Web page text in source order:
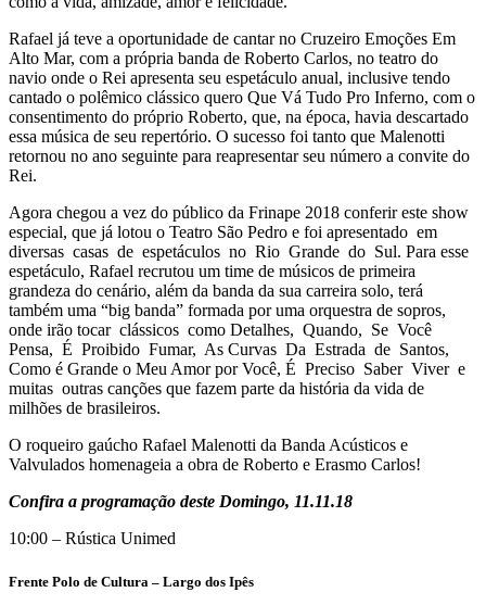
Rafael já teve a oportunidade de cantar no Cruzeiro Emoções Em
Alto Mar, com a própria banda de Roberto Carlos, no teatro do
navio onde o Rei apresenta seu espetáculo anual, inclusive tendo
cantado o polêmico clássico quero Que Vá Tudo Pro Inferno, com o
consentimento do próprio Roberto, que, na época, havia descartado
essa música de seu repertório. O sucesso foi tanto que Malenotti
retornou no ano seguinte para reapresentar seu número a convite do
Rei.
Agora chegou a vez do público da Frinape 2018 conferir este show
especial, que já lotou o Teatro São Pedro e foi apresentado em
diversas casas de espetáculos no Rio Grande do Sul. Para esse
espetáculo, Rafael recrutou um time de músicos de primeira
grandeza do cenário, além da banda da sua carreira solo, terá
também uma “big banda” formada por uma orquestra de sopros,
onde irão tocar clássicos como Detalhes, Quando, Se Você
Pensa, É Proibido Fumar, As Curvas Da Estrada de Santos,
Como é Grande o Meu Amor por Você, É Preciso Saber Viver e
muitas outras canções que fazem parte da história da vida de
milhões de brasileiros.
O roqueiro gaúcho Rafael Malenotti da Banda Acústicos e
Valvulados homenageia a obra de Roberto e Erasmo Carlos!
Confira a programação deste Domingo, 11.11.18
10:00 – Rústica Unimed
Frente Polo de Cultura – Largo dos Ipês